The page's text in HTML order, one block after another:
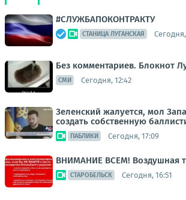
#СЛУЖБАПОКОНТРАКТУ
СТАНИЦА ЛУГАНСКАЯ
Без комментариев. Блокнот
СМИ Сегодня, 12:42
Зеленский жалуется, мол
создать собственную
ПАБЛИКИ Сегодня, 17:09
ВНИМАНИЕ ВСЕМ! Воздушная
СТАРОБЕЛЬСК Сегодня, 16:51